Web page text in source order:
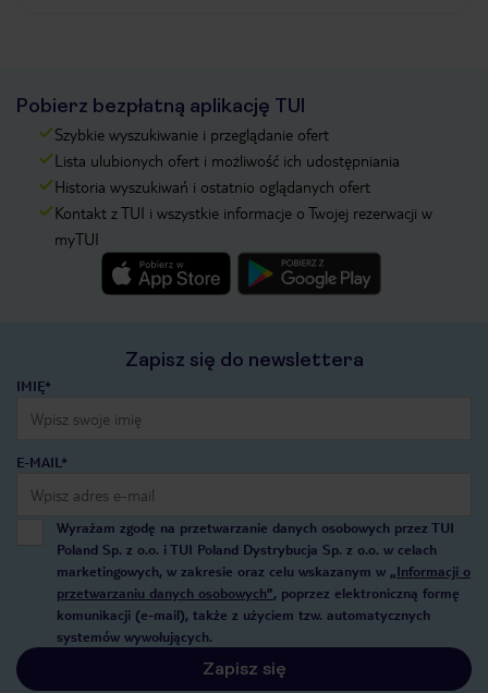
Pobierz bezpłatną aplikację TUI
Szybkie wyszukiwanie i przeglądanie ofert
Lista ulubionych ofert i możliwość ich udostępniania
Historia wyszukiwań i ostatnio oglądanych ofert
Kontakt z TUI i wszystkie informacje o Twojej rezerwacji w
myTUI
Zapisz się do newslettera
IMIĘ*
E-MAIL*
Wyrażam zgodę na przetwarzanie danych osobowych przez TUI
Poland Sp. z o.o. i TUI Poland Dystrybucja Sp. z o.o. w celach
marketingowych, w zakresie oraz celu wskazanym w „Informacji o
przetwarzaniu danych osobowych”, poprzez elektroniczną formę
komunikacji (e-mail), także z użyciem tzw. automatycznych
systemów wywołujących.
Zapisz się